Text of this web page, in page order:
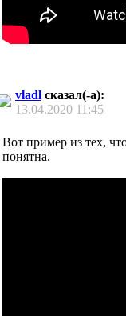
vladl сказал(-а):
13.04.2020 11:45
Вот пример из тех,
понятна.